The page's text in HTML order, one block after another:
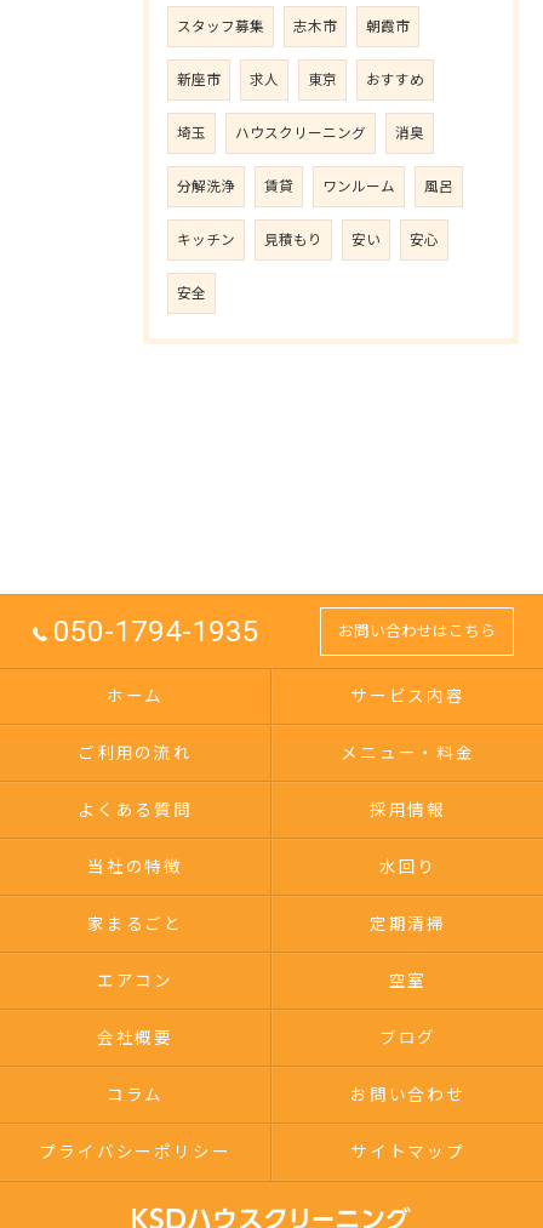
スタッフ募集 志木市 朝霞市
新座市 求人 東京 おすすめ
埼玉 ハウスクリーニング 消臭
分解洗浄 賃貸 ワンルーム 風呂
キッチン 見積もり 安い 安心
安全
050-1794-1935 お問い合わせはこちら
ホーム サービス内容
ご利用の流れ メニュー・料金
よくある質問 採用情報
当社の特徴 水回り
家まるごと 定期清掃
エアコン 空室
会社概要 ブログ
コラム お問い合わせ
プライバシーポリシー サイトマップ